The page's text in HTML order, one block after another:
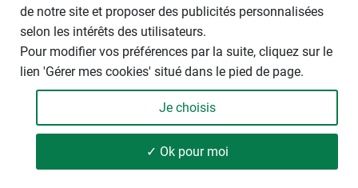
de notre site et proposer des publicités personnalisées
selon les intérêts des utilisateurs.
Pour modifier vos préférences par la suite, cliquez sur le
lien 'Gérer mes cookies' situé dans le pied de page.
Je choisis
✓ Ok pour moi